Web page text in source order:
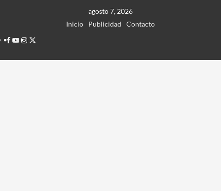
agosto 7, 2026
Inicio
Publicidad
Contacto
Facebook
Youtube
Instagram
Twitter